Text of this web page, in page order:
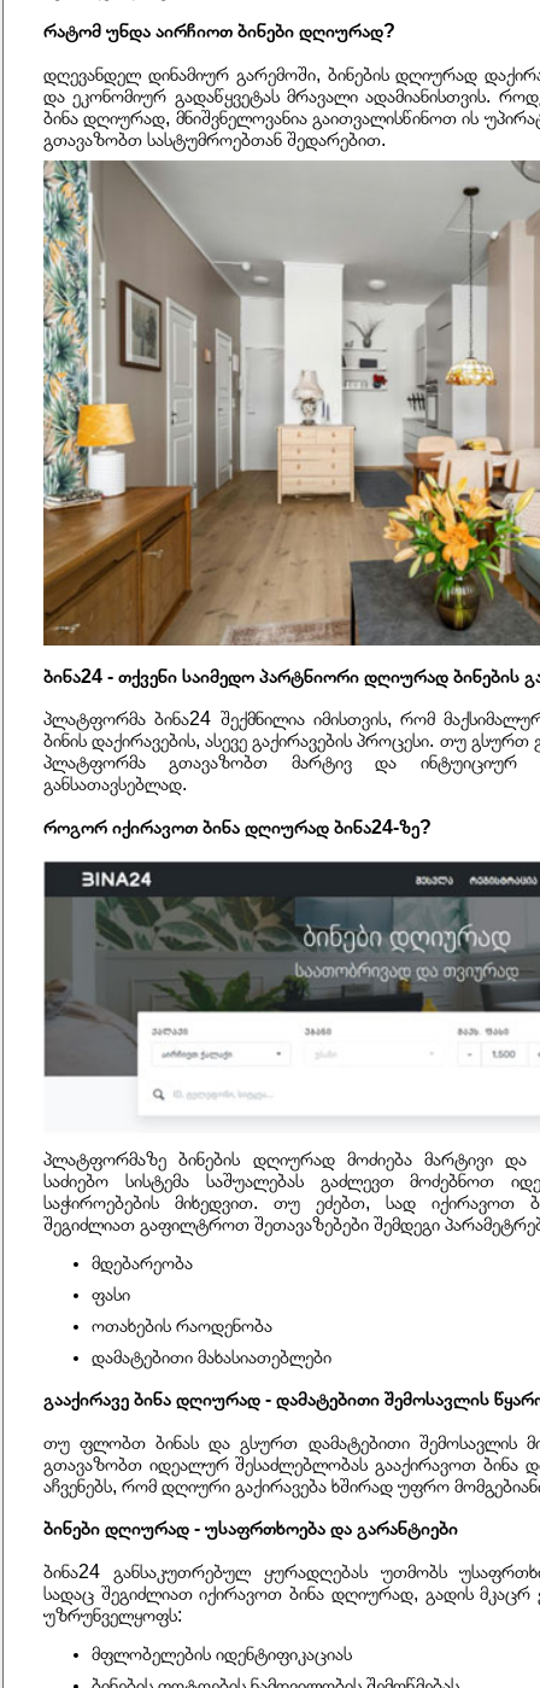
რატომ უნდა აირჩიოთ ბინები დღიურად?
დღევანდელ დინამიურ გარემოში, ბინების დღიურად
და ეკონომიურ გადაწყვეტას მრავალი ადამიანისთვის.
ბინა დღიურად, მნიშვნელოვანია გაითვალისწინოთ ის
გთავაზობთ სასტუმროებთან შედარებით.
ბინა24 - თქვენი საიმედო პარტნიორი დღიურად ბინების
პლატფორმა ბინა24 შექმნილია იმისთვის, რომ
ბინის დაქირავების, ასევე გაქირავების პროცესი. თუ
პლატფორმა გთავაზობთ მარტივ და ინტუიციურ
განსათავსებლად.
როგორ იქირავოთ ბინა დღიურად ბინა24-ზე?
პლატფორმაზე ბინების დღიურად მოძიება მარტივი და
საძიებო სისტემა საშუალებას გაძლევთ მოძებნოთ
საჭიროებების მიხედვით. თუ ეძებთ, სად იქირავოთ
შეგიძლიათ გაფილტროთ შეთავაზებები შემდეგი
მდებარეობა
ფასი
ოთახების რაოდენობა
დამატებითი მახასიათებლები
გააქირავე ბინა დღიურად - დამატებითი შემოსავლის
თუ ფლობთ ბინას და გსურთ დამატებითი შემოსავლის
გთავაზობთ იდეალურ შესაძლებლობას გააქირავოთ ბინა
აჩვენებს, რომ დღიური გაქირავება ხშირად უფრო
ბინები დღიურად - უსაფრთხოება და გარანტიები
ბინა24 განსაკუთრებულ ყურადღებას უთმობს
სადაც შეგიძლიათ იქირავოთ ბინა დღიურად, გადის მკაცრ
უზრუნველყოფს:
მფლობელების იდენტიფიკაციას